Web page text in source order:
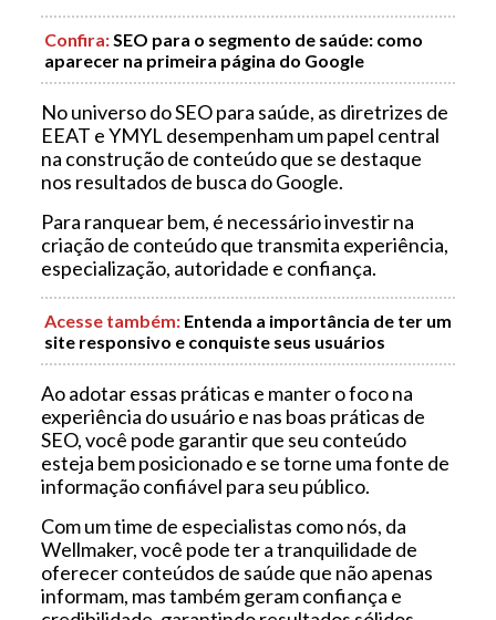
Confira: SEO para o segmento de saúde: como
aparecer na primeira página do Google
No universo do SEO para saúde, as diretrizes de
EEAT e YMYL desempenham um papel central
na construção de conteúdo que se destaque
nos resultados de busca do Google.
Para ranquear bem, é necessário investir na
criação de conteúdo que transmita experiência,
especialização, autoridade e confiança.
Acesse também: Entenda a importância de ter um
site responsivo e conquiste seus usuários
Ao adotar essas práticas e manter o foco na
experiência do usuário e nas boas práticas de
SEO, você pode garantir que seu conteúdo
esteja bem posicionado e se torne uma fonte de
informação confiável para seu público.
Com um time de especialistas como nós, da
Wellmaker, você pode ter a tranquilidade de
oferecer conteúdos de saúde que não apenas
informam, mas também geram confiança e